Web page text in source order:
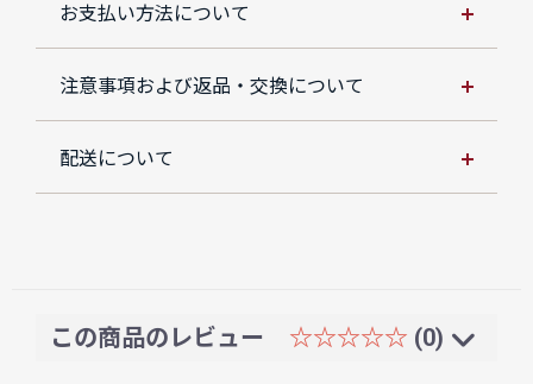
お支払い方法について
注意事項および返品・交換について
配送について
この商品のレビュー ☆☆☆☆☆ (0)